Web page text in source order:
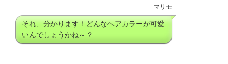
マリモ
それ、分かります！どんなヘアカラーが可愛
いんでしょうかね～？